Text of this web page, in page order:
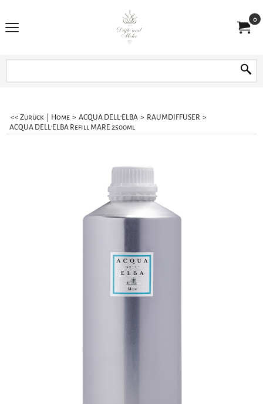
0
<< Zurück Home > ACQUA DELL'ELBA > RAUMDIFFUSER >
ACQUA DELL'ELBA Refill MARE 2500ml